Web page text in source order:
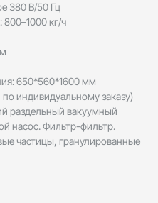
380 В/50 Гц
800–1000 кг/ч
650*560*1600 мм
индивидуальному заказу)
раздельный вакуумный
насос. Фильтр-фильтр.
частицы, гранулированные